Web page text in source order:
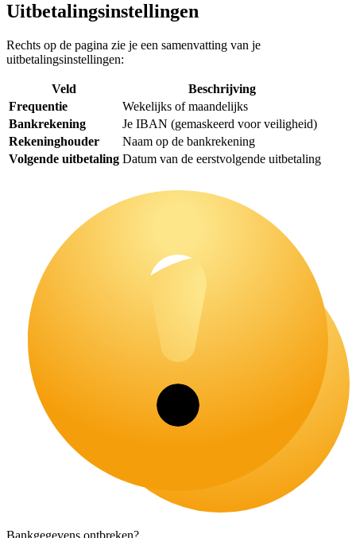
Uitbetalingsinstellingen
Rechts op de pagina zie je een samenvatting van je
uitbetalingsinstellingen:
Veld
Beschrijving
Frequentie
Wekelijks of maandelijks
Bankrekening
Je IBAN (gemaskeerd voor veiligheid)
Rekeninghouder
Naam op de bankrekening
Volgende uitbetaling Datum van de eerstvolgende uitbetaling
Bankgegevens ontbreken?